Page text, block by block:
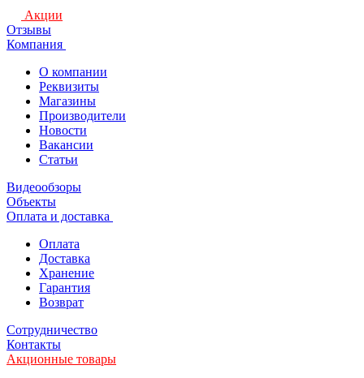
Акции
Отзывы
Компания
О компании
Реквизиты
Магазины
Производители
Новости
Вакансии
Статьи
Видеообзоры
Объекты
Оплата и доставка
Оплата
Доставка
Хранение
Гарантия
Возврат
Сотрудничество
Контакты
Акционные товары